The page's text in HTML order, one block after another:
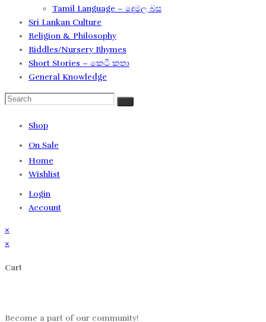
Tamil Language – දෙමල බස​
Sri Lankan Culture
Religion & Philosophy
Riddles/Nursery Rhymes
Short Stories – කෙටි කතා
General Knowledge
Shop
On Sale
Home
Wishlist
Login
Account
×
×
Cart
Become a part of our community!